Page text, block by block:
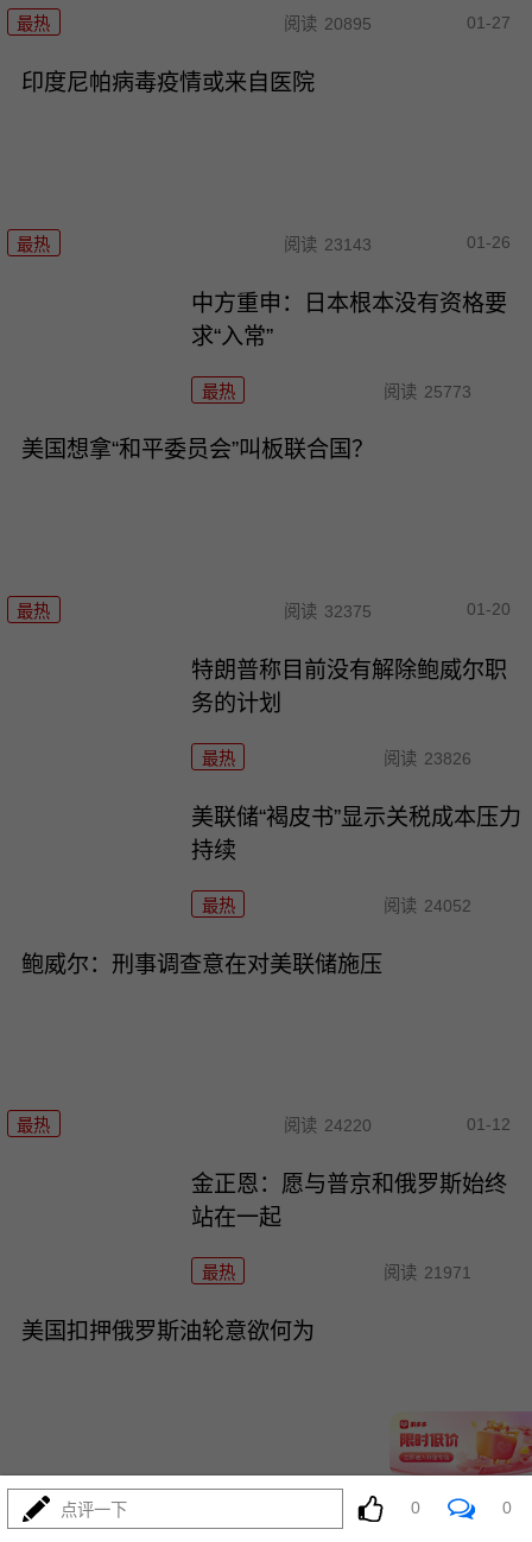
最热 阅读 20895 01-27
印度尼帕病毒疫情或来自医院
最热 阅读 23143 01-26
中方重申：日本根本没有资格要
求“入常”
最热 阅读 25773
美国想拿“和平委员会”叫板联合国？
最热 阅读 32375 01-20
特朗普称目前没有解除鲍威尔职
务的计划
最热 阅读 23826
美联储“褐皮书”显示关税成本压力
持续
最热 阅读 24052
鲍威尔：刑事调查意在对美联储施压
最热 阅读 24220 01-12
金正恩：愿与普京和俄罗斯始终
站在一起
最热 阅读 21971
美国扣押俄罗斯油轮意欲何为
最热 阅读 37640
点评一下 0 0